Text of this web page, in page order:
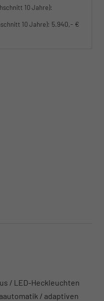
10 Jahre):
10 Jahre): 5.940,- €
/ LED-Heckleuchten
/ adaptiven